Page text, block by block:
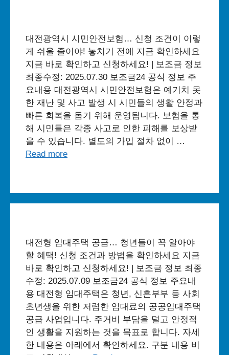
대전광역시 시민안전보험… 신청 조건이 이렇
게 쉬울 줄이야! 놓치기 전에 지금 확인하세요
지금 바로 확인하고 신청하세요! | 보조금 정보
최종수정: 2025.07.30 보조금24 공식 정보 주
요내용 대전광역시 시민안전보험은 예기치 못
한 재난 및 사고 발생 시 시민들의 생활 안정과
빠른 회복을 돕기 위해 운영됩니다. 보험을 통
해 시민들은 각종 사고로 인한 피해를 보상받
을 수 있습니다. 별도의 가입 절차 없이 …
Read more
대전형 임대주택 공급… 청년들이 꼭 알아야
할 혜택! 신청 조건과 방법을 확인하세요 지금
바로 확인하고 신청하세요! | 보조금 정보 최종
수정: 2025.07.09 보조금24 공식 정보 주요내
용 대전형 임대주택은 청년, 신혼부부 등 사회
초년생을 위한 저렴한 임대료의 공공임대주택
공급 사업입니다. 주거비 부담을 덜고 안정적
인 생활을 지원하는 것을 목표로 합니다. 자세
한 내용은 아래에서 확인하세요. 구분 내용 비